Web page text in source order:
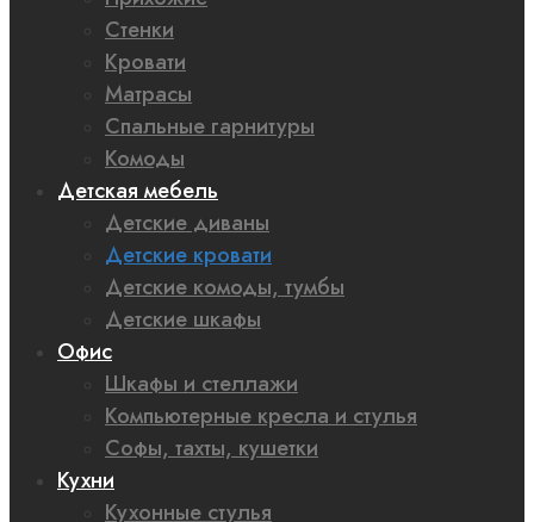
Стенки
Кровати
Матрасы
Спальные гарнитуры
Комоды
Детская мебель
Детские диваны
Детские кровати
Детские комоды, тумбы
Детские шкафы
Офис
Шкафы и стеллажи
Компьютерные кресла и стулья
Софы, тахты, кушетки
Кухни
Кухонные стулья